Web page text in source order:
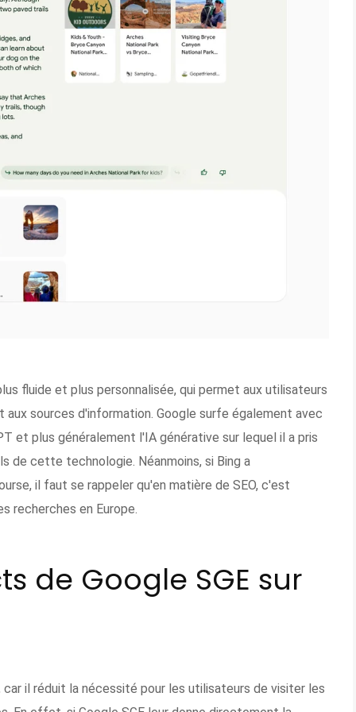
fluide et plus personnalisée, qui permet aux utilisateurs
sources d'information. Google surfe également avec
et plus généralement l'IA générative sur lequel il a pris
de cette technologie. Néanmoins, si Bing a
il faut se rappeler qu'en matière de SEO, c'est
recherches en Europe.
de Google SGE sur
il réduit la nécessité pour les utilisateurs de visiter les